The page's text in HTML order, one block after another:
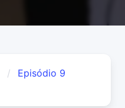
Episódio 9